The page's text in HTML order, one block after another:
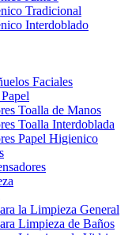
Tradicional
Interdoblado
Faciales
Toalla de Manos
Toalla Interdoblada
Papel Higienico
la Limpieza General
Limpieza de Baños